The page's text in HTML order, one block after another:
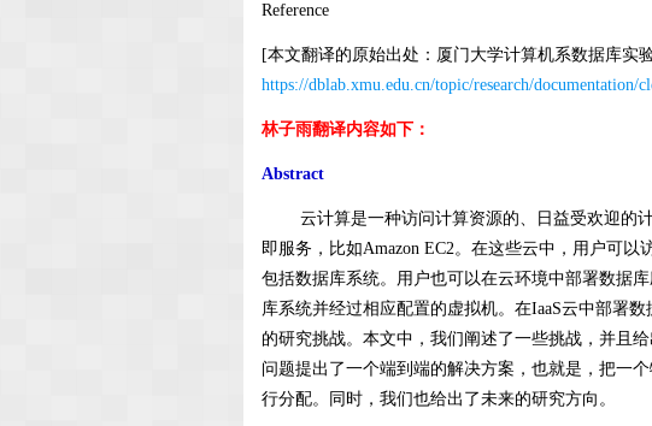
Reference
[本文翻译的原始出处：厦门大学计算机系数据库实
https://dblab.xmu.edu.cn/topic/research/documentation/
林子雨翻译内容如下：
Abstract
云计算是一种访问计算资源的、日益受欢迎的
即服务，比如Amazon EC2。在这些云中，用户可以
包括数据库系统。用户也可以在云环境中部署数据
库系统并经过相应配置的虚拟机。在IaaS云中部署数
的研究挑战。本文中，我们阐述了一些挑战，并且
问题提出了一个端到端的解决方案，也就是，把一
行分配。同时，我们也给出了未来的研究方向。